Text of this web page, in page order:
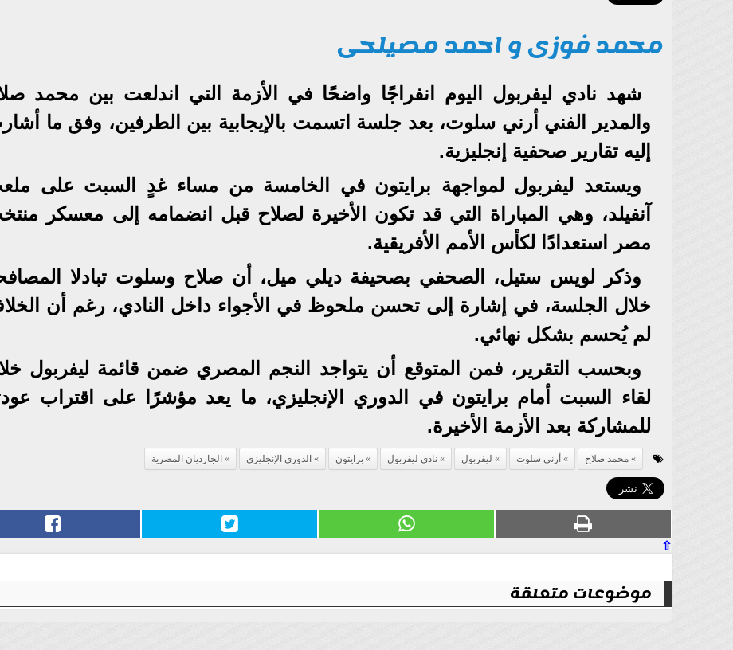
محمد فوزى و احمد مصيلحى
شهد نادي ليفربول اليوم انفراجًا واضحًا في الأزمة التي اندلعت بين محمد
والمدير الفني أرني سلوت، بعد جلسة اتسمت بالإيجابية بين الطرفين، وفق ما
إليه تقارير صحفية إنجليزية.
ويستعد ليفربول لمواجهة برايتون في الخامسة من مساء غدٍ السبت على
آنفيلد، وهي المباراة التي قد تكون الأخيرة لصلاح قبل انضمامه إلى معسكر
مصر استعدادًا لكأس الأمم الأفريقية.
وذكر لويس ستيل، الصحفي بصحيفة ديلي ميل، أن صلاح وسلوت تبادلا
خلال الجلسة، في إشارة إلى تحسن ملحوظ في الأجواء داخل النادي، رغم أن
لم يُحسم بشكل نهائي.
وبحسب التقرير، فمن المتوقع أن يتواجد النجم المصري ضمن قائمة ليفربول
لقاء السبت أمام برايتون في الدوري الإنجليزي، ما يعد مؤشرًا على اقتراب
للمشاركة بعد الأزمة الأخيرة.
محمد صلاح أرني سلوت ليفربول نادي ليفربول برايتون الدوري الإنجليزي الجارديان المصرية
⇧
موضوعات متعلقة